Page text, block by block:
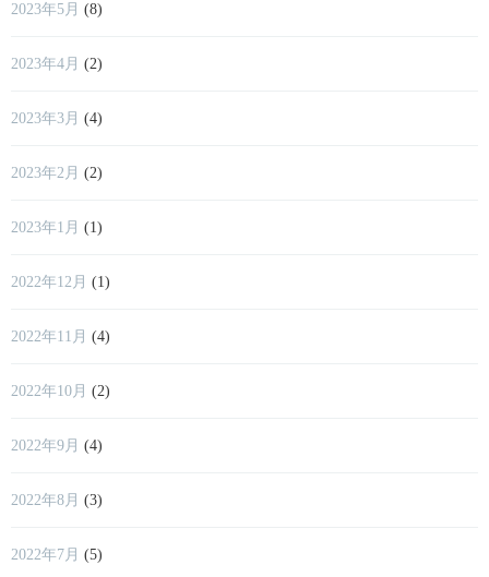
2023年5月 (8)
2023年4月 (2)
2023年3月 (4)
2023年2月 (2)
2023年1月 (1)
2022年12月 (1)
2022年11月 (4)
2022年10月 (2)
2022年9月 (4)
2022年8月 (3)
2022年7月 (5)